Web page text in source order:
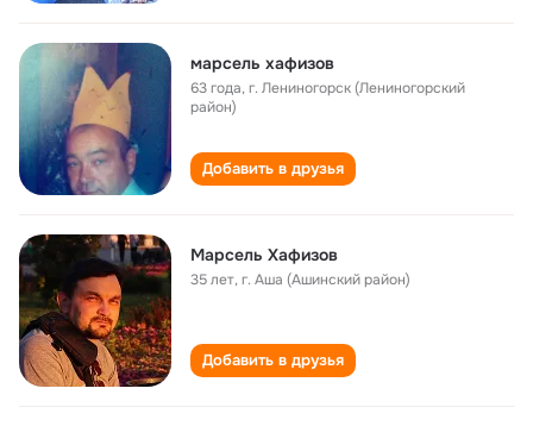
марсель хафизов
63 года,г. Лениногорск (Лениногорский
район)
Добавить в друзья
Марсель Хафизов
35 лет,г. Аша (Ашинский район)
Добавить в друзья